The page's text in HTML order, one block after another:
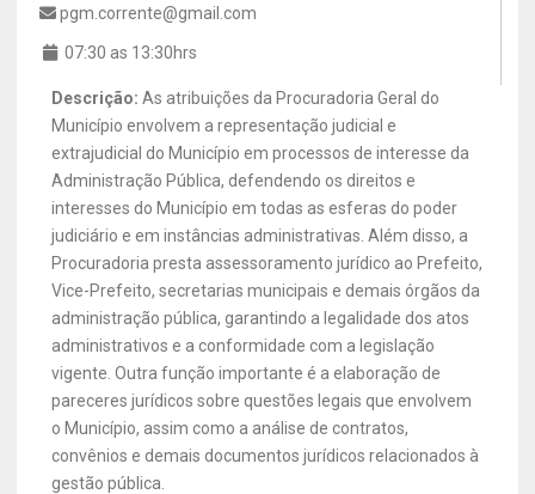
pgm.corrente@gmail.com
07:30 as 13:30hrs
Descrição: As atribuições da Procuradoria Geral do
Município envolvem a representação judicial e
extrajudicial do Município em processos de interesse da
Administração Pública, defendendo os direitos e
interesses do Município em todas as esferas do poder
judiciário e em instâncias administrativas. Além disso, a
Procuradoria presta assessoramento jurídico ao Prefeito,
Vice-Prefeito, secretarias municipais e demais órgãos da
administração pública, garantindo a legalidade dos atos
administrativos e a conformidade com a legislação
vigente. Outra função importante é a elaboração de
pareceres jurídicos sobre questões legais que envolvem
o Município, assim como a análise de contratos,
convênios e demais documentos jurídicos relacionados à
gestão pública.